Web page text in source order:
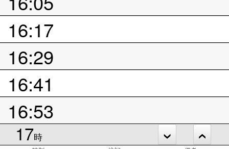
16:17
16:29
16:41
16:53
17時